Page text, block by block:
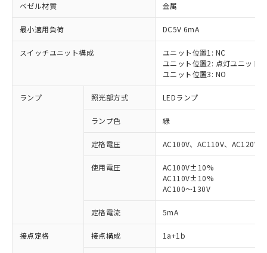
ベゼル材質 金属
最小適用負荷 DC5V 6mA
スイッチユニット構成
ユニット位置1: NC
ユニット位置2: 点灯ユニット
ユニット位置3: NO
ランプ 照光部方式 LEDランプ
ランプ色 緑
定格電圧 AC100V、AC110V、AC120V
使用電圧
AC100V±10%
AC110V±10%
AC100～130V
定格電流 5mA
接点定格 接点構成 1a+1b
※1 対応状況